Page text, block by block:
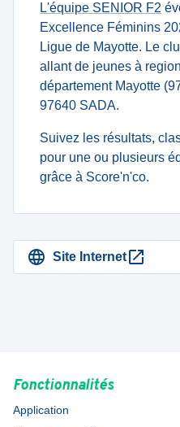
L'équipe SENIOR F2
Excellence Féminins
Ligue de Mayotte. Le
allant de jeunes à
département Mayotte
97640 SADA.
Suivez les résultats,
pour une ou plusieurs
grâce à Score'n'co.
Site Internet
Fonctionnalités
Application